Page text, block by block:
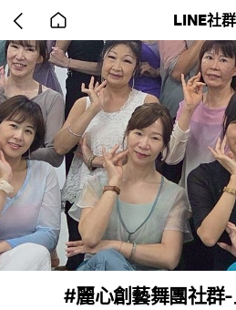
back
to
home
LINE社群
#麗心創藝舞團社群